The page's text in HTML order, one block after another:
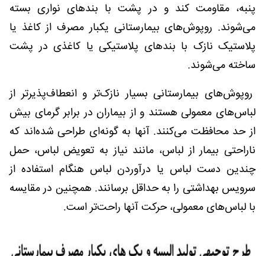
پنبه، مقاومت کند و در پشت با بندهای نواری بسته
می‌شوند. روپوش‌های بیمارستانی یکبار مصرف از کاغذ یا
پلاستیک نازک با بندهای پلاستیکی یا کاغذی در پشت
ساخته می‌شوند.
روپوش‌های بیمارستانی بسیار نازک‌تر و انعطاف‌پذیرتر از
لباس‌های معمولی هستند و از بیماران در برابر گرمای بیش
از حد محافظت می‌کنند. آنها به گونه‌ای طراحی شده‌اند که
ناراحتی بیمار از لباس، مانند نیاز به تعویض لباس، حمل
چندین دست لباس یا درآوردن لباس هنگام استفاده از
سرویس بهداشتی را به حداقل برسانند. همچنین در مقایسه
با لباس‌های معمولی، حرکت آنها راحت‌تر است.